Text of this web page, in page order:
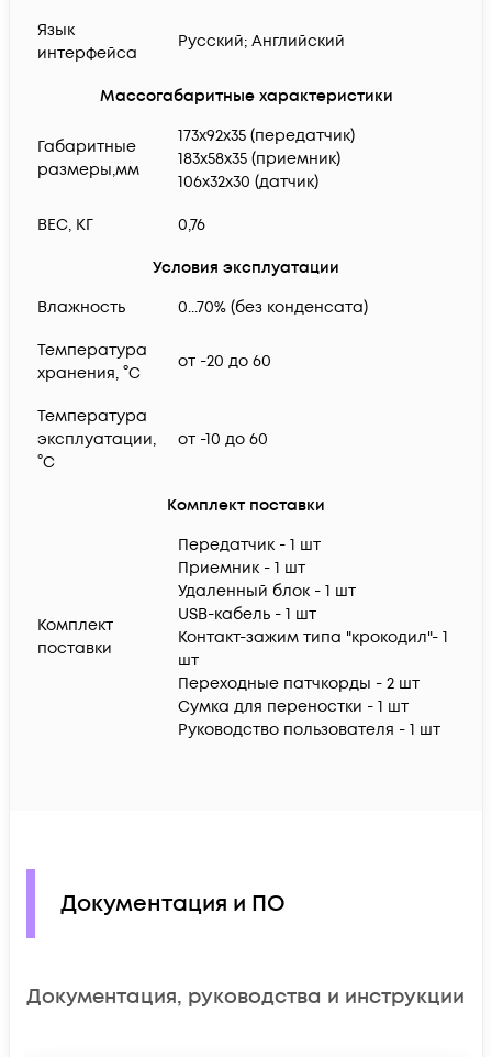
Язык
интерфейса
Русский; Английский
Массогабаритные характеристики
Габаритные
размеры,мм
173х92х35 (передатчик)
183х58х35 (приемник)
106х32х30 (датчик)
ВЕС, КГ 0,76
Условия эксплуатации
Влажность
0...70% (без конденсата)
Температура
хранения, °C
от -20 до 60
Температура
эксплуатации,
°C
от -10 до 60
Комплект поставки
Комплект
поставки
Передатчик - 1 шт
Приемник - 1 шт
Удаленный блок - 1 шт
USB-кабель - 1 шт
Контакт-зажим типа "крокодил"- 1
шт
Переходные патчкорды - 2 шт
Сумка для переностки - 1 шт
Руководство пользователя - 1 шт
Документация и ПО
Документация, руководства и инструкции